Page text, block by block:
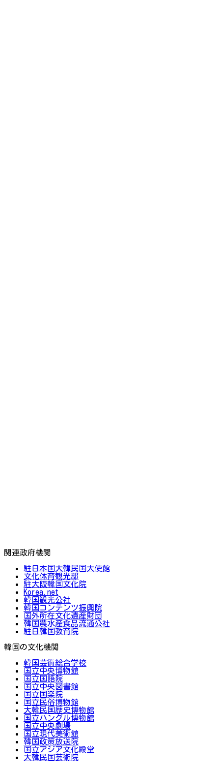
関連政府機関
駐日本国大韓民国大使館
文化体育観光部
駐大阪韓国文化院
Korea.net
韓国観光公社
韓国コンテンツ振興院
国外所在文化遺産財団
韓国農水産食品流通公社
駐日韓国教育院
韓国の文化機関
韓国芸術総合学校
国立中央博物館
国立国語院
国立中央図書館
国立国楽院
国立民俗博物館
大韓民国歴史博物館
国立ハングル博物館
国立中央劇場
国立現代美術館
韓国政策放送院
国立アジア文化殿堂
大韓民国芸術院